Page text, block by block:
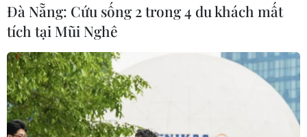
Đà Nẵng: Cứu sống 2 trong 4 du khách mất
tích tại Mũi Nghê